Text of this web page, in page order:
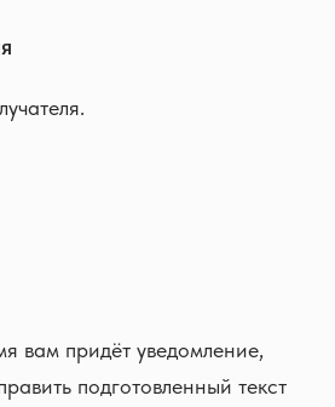
вам придёт уведомление,
подготовленный текст